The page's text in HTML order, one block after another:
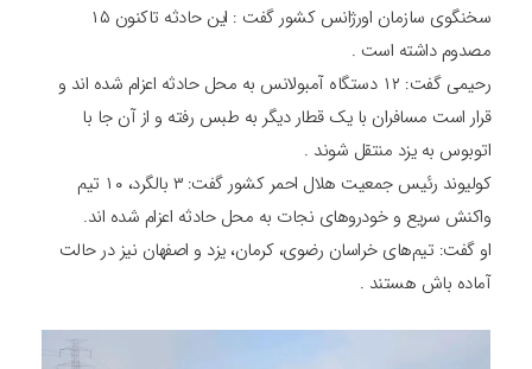
سخنگوی سازمان اورژانس کشور گفت : این حادثه تاکنون ۱۵
مصدوم داشته است .
رحیمی گفت: ۱۲ دستگاه آمبولانس به محل حادثه اعزام شده اند و
قرار است مسافران با یک قطار دیگر به طبس رفته و از آن جا با
اتوبوس به یزد منتقل شوند .
کولیوند رئیس جمعیت هلال احمر کشور گفت: ۳ بالگرد، ۱۰ تیم
واکنش سریع و خودرو‌های نجات به محل حادثه اعزام شده اند.
او گفت: تیم‌های خراسان رضوی، کرمان، یزد و اصفهان نیز در حالت
آماده باش هستند .